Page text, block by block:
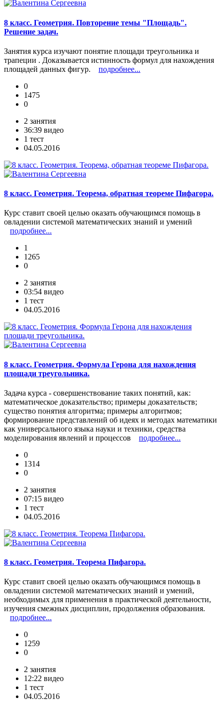
8 класс. Геометрия. Повторение темы "Площадь".
Решение задач.
Занятия курса изучают понятие площади треугольника и
трапеции . Доказывается истинность формул для нахождения
площадей данных фигур. подробнее...
0
1475
0
2 занятия
36:39 видео
1 тест
04.05.2016
8 класс. Геометрия. Теорема, обратная теореме Пифагора.
Курс ставит своей целью оказать обучающимся помощь в
овладении системой математических знаний и умений
подробнее...
1
1265
0
2 занятия
03:54 видео
1 тест
04.05.2016
8 класс. Геометрия. Формула Герона для нахождения
площади треугольника.
Задача курса - совершенствование таких понятий, как:
математическое доказательство; примеры доказательств;
существо понятия алгоритма; примеры алгоритмов;
формирование представлений об идеях и методах математики
как универсального языка науки и техники, средства
моделирования явлений и процессов подробнее...
0
1314
0
2 занятия
07:15 видео
1 тест
04.05.2016
8 класс. Геометрия. Теорема Пифагора.
Курс ставит своей целью оказать обучающимся помощь в
овладении системой математических знаний и умений,
необходимых для применения в практической деятельности,
изучения смежных дисциплин, продолжения образования.
подробнее...
0
1259
0
2 занятия
12:22 видео
1 тест
04.05.2016